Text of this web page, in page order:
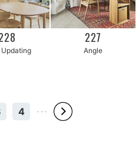
Updating
227
Angle
4 ・・・